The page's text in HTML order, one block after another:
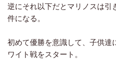
逆にそれ以下だとマリノスは引
件になる。
初めて優勝を意識して、子供達
ワイト戦をスタート。